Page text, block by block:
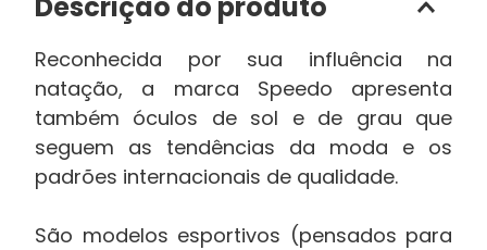
Reconhecida por sua influência na
natação, a marca Speedo apresenta
também óculos de sol e de grau que
seguem as tendências da moda e os
padrões internacionais de qualidade.
São modelos esportivos (pensados para